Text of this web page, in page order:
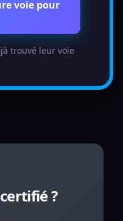
voie pour
trouvé leur voie
?